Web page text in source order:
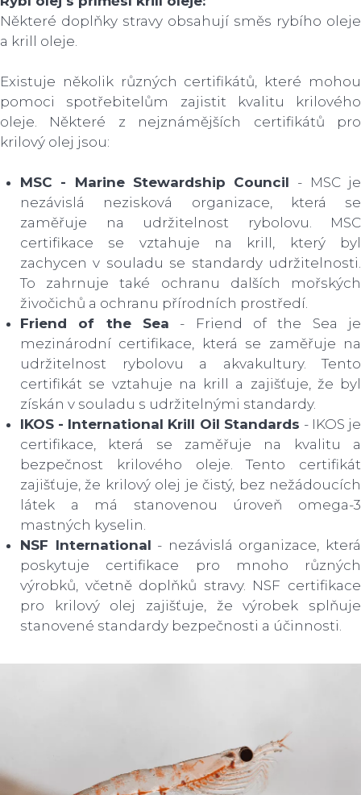
Některé doplňky stravy obsahují směs rybího oleje
a krill oleje.
Existuje několik různých certifikátů, které mohou
pomoci spotřebitelům zajistit kvalitu krilového
oleje. Některé z nejznámějších certifikátů pro
krilový olej jsou:
MSC - Marine Stewardship Council - MSC je
nezávislá nezisková organizace, která se
zaměřuje na udržitelnost rybolovu. MSC
certifikace se vztahuje na krill, který byl
zachycen v souladu se standardy udržitelnosti.
To zahrnuje také ochranu dalších mořských
živočichů a ochranu přírodních prostředí.
Friend of the Sea - Friend of the Sea je
mezinárodní certifikace, která se zaměřuje na
udržitelnost rybolovu a akvakultury. Tento
certifikát se vztahuje na krill a zajišťuje, že byl
získán v souladu s udržitelnými standardy.
IKOS - International Krill Oil Standards - IKOS je
certifikace, která se zaměřuje na kvalitu a
bezpečnost krilového oleje. Tento certifikát
zajišťuje, že krilový olej je čistý, bez nežádoucích
látek a má stanovenou úroveň omega-3
mastných kyselin.
NSF International - nezávislá organizace, která
poskytuje certifikace pro mnoho různých
výrobků, včetně doplňků stravy. NSF certifikace
pro krilový olej zajišťuje, že výrobek splňuje
stanovené standardy bezpečnosti a účinnosti.